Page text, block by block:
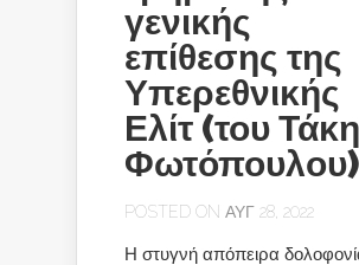
γενικής
επίθεσης της
Υπερεθνικής
Ελίτ (του Τάκη
Φωτόπουλου)
POSTED ON ΑΥΓ 28, 2022
Η στυγνή απόπειρα